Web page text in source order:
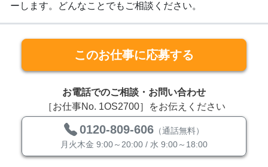
ーします。どんなことでもご相談ください。
このお仕事に応募する
お電話でのご相談・お問い合わせ
［お仕事No. 1OS2700］をお伝えください
0120-809-606 （通話無料）
月火木金 9:00～20:00 / 水 9:00～18:00